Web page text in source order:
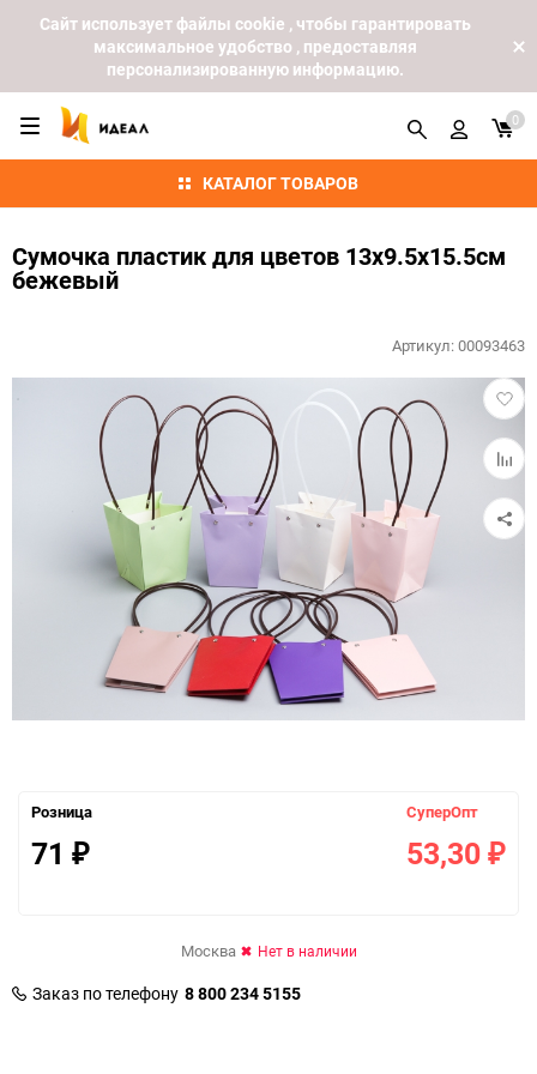
Cайт использует файлы cookie , чтобы гарантировать
максимальное удобство , предоставляя
персонализированную информацию.
КАТАЛОГ ТОВАРОВ
0
Сумочка пластик для цветов 13х9.5х15.5см
бежевый
в
к
Артикул:00093463
Розница
71 ₽
СуперОпт
53,30 ₽
Москва Нет в наличии
Заказ по телефону 8 800 234 5155